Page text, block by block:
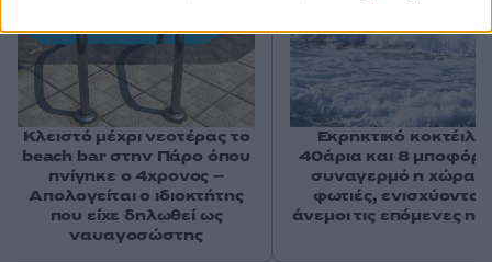
Κλειστό μέχρι νεοτέρας το
beach bar στην Πάρο όπου
πνίγηκε ο 4χρονος –
Απολογείται ο ιδιοκτήτης
που είχε δηλωθεί ως
ναυαγοσώστης
Εκρηκτικό κοκτέιλ
40άρια και 8 μποφόρ
συναγερμό η χώρα
φωτιές, ενισχύονται
άνεμοι τις επόμενες